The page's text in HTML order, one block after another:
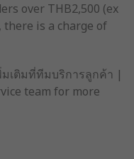
over THB2,500 (ex
there is a charge of
มเติมที่ทีมบริการลูกค้า |
team for more